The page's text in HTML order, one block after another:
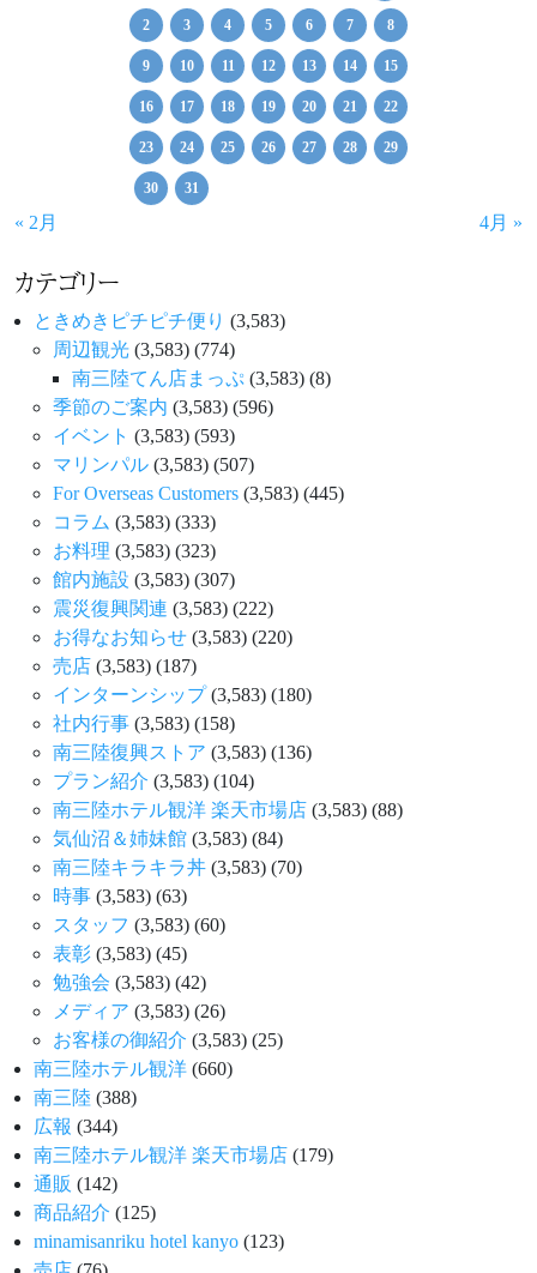
2 3 4 5 6 7 8
9 10 11 12 13 14 15
16 17 18 19 20 21 22
23 24 25 26 27 28 29
30 31
« 2月 4月 »
カテゴリー
ときめきピチピチ便り (3,583)
周辺観光 (3,583) (774)
南三陸てん店まっぷ (3,583) (8)
季節のご案内 (3,583) (596)
イベント (3,583) (593)
マリンパル (3,583) (507)
For Overseas Customers (3,583) (445)
コラム (3,583) (333)
お料理 (3,583) (323)
館内施設 (3,583) (307)
震災復興関連 (3,583) (222)
お得なお知らせ (3,583) (220)
売店 (3,583) (187)
インターンシップ(3,583) (180)
社内行事 (3,583) (158)
南三陸復興ストア (3,583) (136)
プラン紹介 (3,583) (104)
南三陸ホテル観洋 楽天市場店 (3,583) (88)
気仙沼＆姉妹館 (3,583) (84)
南三陸キラキラ丼 (3,583) (70)
時事 (3,583) (63)
スタッフ (3,583) (60)
表彰 (3,583) (45)
勉強会 (3,583) (42)
メディア (3,583) (26)
お客様の御紹介 (3,583) (25)
南三陸ホテル観洋 (660)
南三陸 (388)
広報 (344)
南三陸ホテル観洋 楽天市場店 (179)
通販 (142)
商品紹介 (125)
minamisanriku hotel kanyo (123)